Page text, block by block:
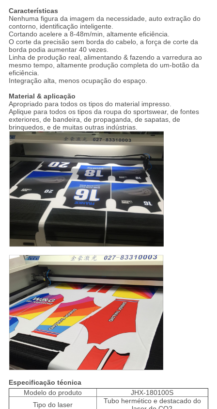
Características
Nenhuma figura da imagem da necessidade, auto extração do
contorno, identificação inteligente.
Cortando acelere a 8-48m/min, altamente eficiência.
O corte da precisão sem borda do cabelo, a força de corte da
borda podia aumentar 40 vezes.
Linha de produção real, alimentando & fazendo a varredura ao
mesmo tempo, altamente produção completa do um-botão da
eficiência.
Integração alta, menos ocupação do espaço.
Material & aplicação
Apropriado para todos os tipos do material impresso.
Aplique para todos os tipos da roupa do sportswear, de fontes
exteriores, de bandeira, de propaganda, de sapatas, de
brinquedos, e de muitas outras indústrias.
Especificação técnica
Modelo do produto
JHX-180100S
Tipo do laser
Tubo hermético e destacado do